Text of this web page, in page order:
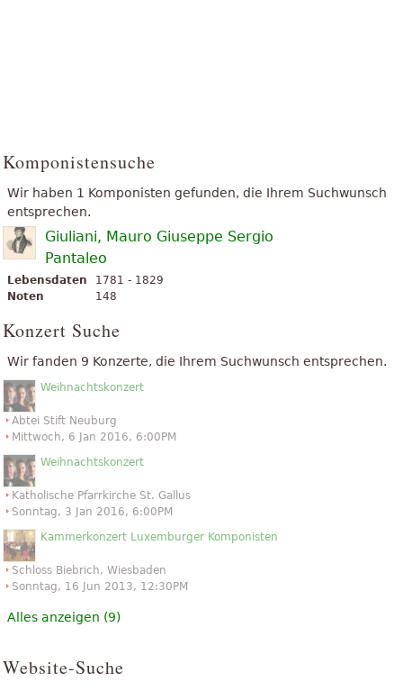
Komponistensuche
Wir haben 1 Komponisten gefunden, die Ihrem Suchwunsch
entsprechen.
Giuliani, Mauro Giuseppe Sergio
Pantaleo
Lebensdaten
1781 - 1829
Noten
148
Konzert Suche
Wir fanden 9 Konzerte, die Ihrem Suchwunsch entsprechen.
Weihnachtskonzert
Abtei Stift Neuburg
Mittwoch, 6 Jan 2016, 6:00PM
Weihnachtskonzert
Katholische Pfarrkirche St. Gallus
Sonntag, 3 Jan 2016, 6:00PM
Kammerkonzert Luxemburger Komponisten
Schloss Biebrich, Wiesbaden
Sonntag, 16 Jun 2013, 12:30PM
Alles anzeigen (9)
Website-Suche